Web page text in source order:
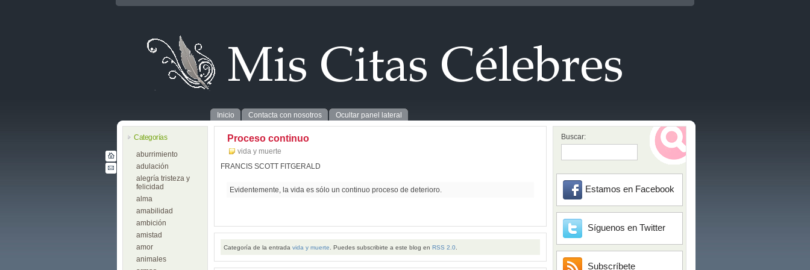
Inicio Contacta con nosotros Ocultar panel lateral
Categorías
aburrimiento
adulación
alegría tristeza y
felicidad
alma
amabilidad
ambición
amistad
amor
animales
Proceso continuo
vida y muerte
FRANCIS SCOTT FITGERALD
Evidentemente, la vida es sólo un continuo proceso de deterioro.
Categoría de la entrada vida y muerte . Puedes subscribirte a este blog en RSS 2.0
Buscar:
Estamos en Facebook
Síguenos en Twitter
Subscríbete